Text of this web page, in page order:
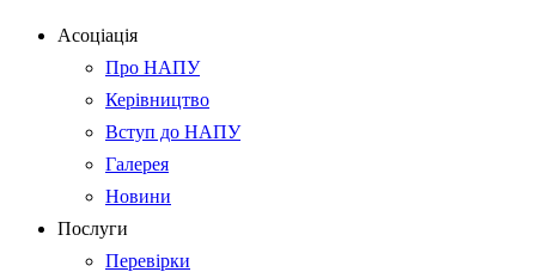
Асоціація
Про НАПУ
Керівництво
Вступ до НАПУ
Галерея
Новини
Послуги
Перевірки